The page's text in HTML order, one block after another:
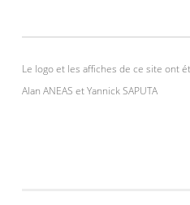
Le logo et les affiches de ce site ont
Alan ANEAS et Yannick SAPUTA